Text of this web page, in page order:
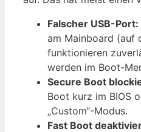
Falscher USB-Port:
am Mainboard (auf
funktionieren
werden im Boot-
Secure Boot
Boot kurz im BIOS
„Custom“-Modus.
Fast Boot